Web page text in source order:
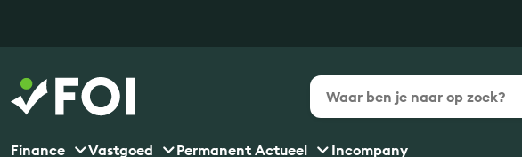
Finance Vastgoed Permanent Actueel Incompany